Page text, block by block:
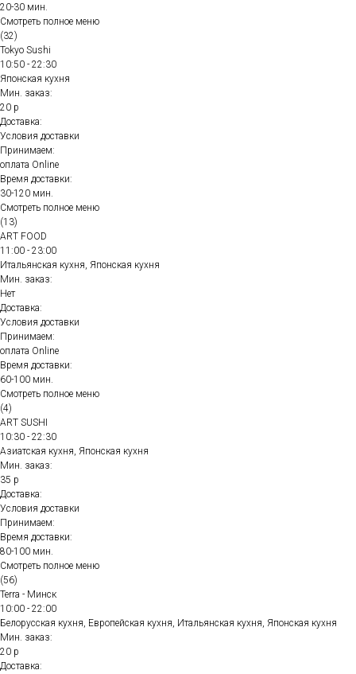
20-30 мин.
Смотреть полное меню
(32)
Tokyo Sushi
10:50 - 22:30
Японская кухня
Мин. заказ:
20 р
Доставка:
Условия доставки
Принимаем:
оплата Online
Время доставки:
30-120 мин.
Смотреть полное меню
(13)
ART FOOD
11:00 - 23:00
Итальянская кухня, Японская кухня
Мин. заказ:
Нет
Доставка:
Условия доставки
Принимаем:
оплата Online
Время доставки:
60-100 мин.
Смотреть полное меню
(4)
ART SUSHI
10:30 - 22:30
Азиатская кухня, Японская кухня
Мин. заказ:
35 р
Доставка:
Условия доставки
Принимаем:
Время доставки:
80-100 мин.
Смотреть полное меню
(56)
Terra - Минск
10:00 - 22:00
Белорусская кухня, Европейская кухня, Итальянская кухня, Японская кухня
Мин. заказ:
20 р
Доставка: